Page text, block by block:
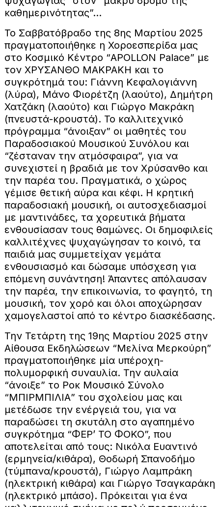
καθημερινότητας”...
Το Σαββατόβραδο της 8ης Μαρτίου 2025
πραγματοποιήθηκε η Χοροεσπερίδα μας
στο Κοσμικό Κέντρο “APOLLON Palace” με
τον ΧΡΥΣΑΝΘΟ ΜΑΚΡΑΚΗ και το
συγκρότημά του: Γιάννη Κεφαλογιάννη
(λύρα), Μάνο Φιορέτζη (λαούτο), Δημήτρη
Χατζάκη (λαούτο) και Γιώργο Μακράκη
(πνευστά-κρουστά). Το καλλιτεχνικό
πρόγραμμα “άνοιξαν” οι μαθητές του
Παραδοσιακού Μουσικού Συνόλου και
“ζέσταναν την ατμόσφαιρα”, για να
συνεχιστεί η βραδιά με τον Χρύσανθο και
την παρέα του. Πραγματικά, ο χώρος
γέμισε θετική αύρα και κέφι. Η κρητική
παραδοσιακή μουσική, οι αυτοσχεδιασμοί
με μαντινάδες, τα χορευτικά βήματα
ενθουσίασαν τους θαμώνες. Οι δημοφιλείς
καλλιτέχνες ψυχαγώγησαν το κοινό, τα
παιδιά μας συμμετείχαν γεμάτα
ενθουσιασμό και δώσαμε υπόσχεση για
επόμενη συνάντηση! Άπαντες απόλαυσαν
την παρέα, την επικοινωνία, το φαγητό, τη
μουσική, τον χορό και όλοι αποχώρησαν
χαμογελαστοί από το κέντρο διασκέδασης.
Την Τετάρτη της 19ης Μαρτίου 2025 στην
Αίθουσα Εκδηλώσεων “Μελίνα Μερκούρη”
πραγματοποιήθηκε μία υπέροχη-
πολυμορφική συναυλία. Την αυλαία
“άνοιξε” το Ροκ Μουσικό Σύνολο
“ΜΠΙΡΜΠΙΛΙΑ” του σχολείου μας και
μετέδωσε την ενέργειά του, για να
παραδώσει τη σκυτάλη στο αγαπημένο
συγκρότημα “ΦΕΡ’ ΤΟ ΦΟΚΟ”, που
αποτελείται από τους: Νικόλα Ευαντινό
(ερμηνεία/κιθάρα), Θοδωρή Σπανοδήμο
(τύμπανα/κρουστά), Γιώργο Λαμπράκη
(ηλεκτρική κιθάρα) και Γιώργο Τσαγκαράκη
(ηλεκτρικό μπάσο). Πρόκειται για ένα